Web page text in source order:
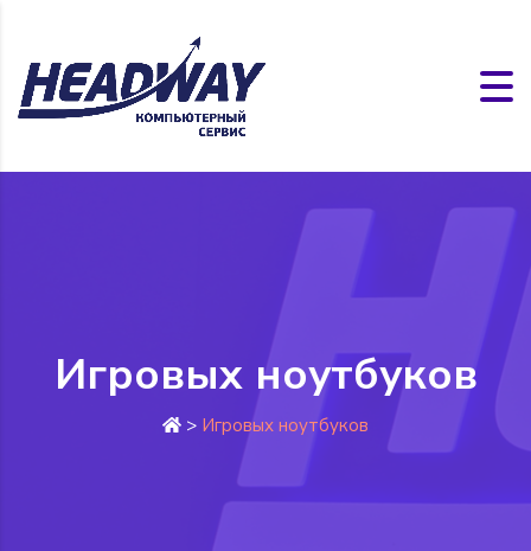
Игровых ноутбуков
> Игровых ноутбуков